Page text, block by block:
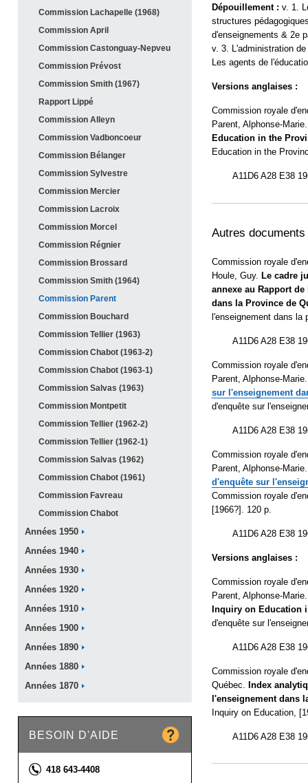
Commission Lachapelle (1968)
Commission April
Commission Castonguay-Nepveu
Commission Prévost
Commission Smith (1967)
Rapport Lippé
Commission Alleyn
Commission Vadboncoeur
Commission Bélanger
Commission Sylvestre
Commission Mercier
Commission Lacroix
Commission Morcel
Commission Régnier
Commission Brossard
Commission Smith (1964)
Commission Parent
Commission Bouchard
Commission Tellier (1963)
Commission Chabot (1963-2)
Commission Chabot (1963-1)
Commission Salvas (1963)
Commission Montpetit
Commission Tellier (1962-2)
Commission Tellier (1962-1)
Commission Salvas (1962)
Commission Chabot (1961)
Commission Favreau
Commission Chabot
Années 1950
Années 1940
Années 1930
Années 1920
Années 1910
Années 1900
Années 1890
Années 1880
Années 1870
BESOIN D'AIDE
Téléphone :
418 643-4408
Dépouillement : v. 1.
structures
d'enseignements & 2e
v. 3. L'administration
Les agents de
Versions anglaises :
Commission royale
Parent, Alphonse-
Education in the
Education in the
A11D6 A28 E38
Autres documents
Commission royale
Houle, Guy. Le cadre
annexe au Rapport
dans la Province de
l'enseignement dans
A11D6 A28 E38
Commission royale
Parent, Alphonse-
sur l'enseignement
d'enquête sur
A11D6 A28 E38
Commission royale
Parent, Alphonse-
d'enquête sur
Commission royale
[1966?]. 120 p.
A11D6 A28 E38
Versions anglaises :
Commission royale
Parent, Alphonse-
Inquiry on Education
d'enquête sur
A11D6 A28 E38
Commission royale
Québec.
Index
l'enseignement dans
Inquiry on Education,
A11D6 A28 E38